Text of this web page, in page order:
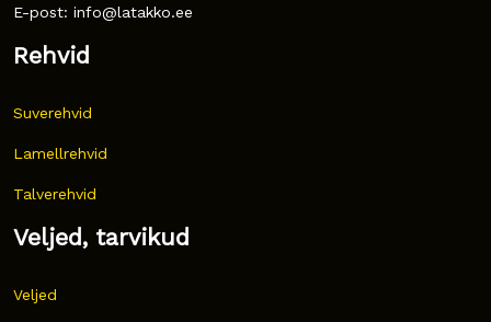
E-post: info@latakko.ee
Rehvid
Suverehvid
Lamellrehvid
Talverehvid
Veljed, tarvikud
Veljed